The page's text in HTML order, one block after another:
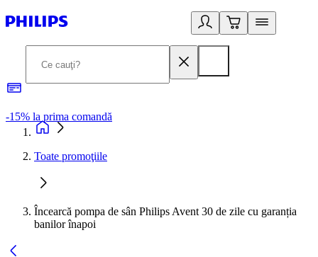
-15% la prima comandă
Toate promoţiile
Încearcă pompa de sân Philips Avent 30 de zile cu garanția
banilor înapoi